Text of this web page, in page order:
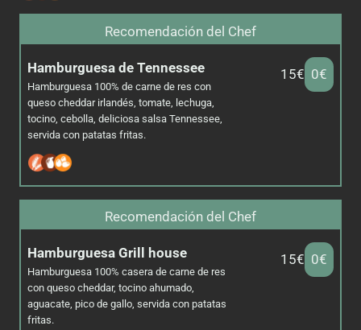
Recomendación del Chef
Hamburguesa de Tennessee
Hamburguesa 100% de carne de res con
queso cheddar irlandés, tomate, lechuga,
tocino, cebolla, deliciosa salsa Tennessee,
servida con patatas fritas.
15€ 0€
Recomendación del Chef
Hamburguesa Grill house
Hamburguesa 100% casera de carne de res
con queso cheddar, tocino ahumado,
aguacate, pico de gallo, servida con patatas
fritas.
15€ 0€